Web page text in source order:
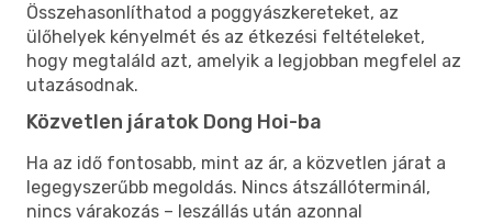
Összehasonlíthatod a poggyászkereteket, az
ülőhelyek kényelmét és az étkezési feltételeket,
hogy megtaláld azt, amelyik a legjobban megfelel az
utazásodnak.
Közvetlen járatok Dong Hoi-ba
Ha az idő fontosabb, mint az ár, a közvetlen járat a
legegyszerűbb megoldás. Nincs átszállóterminál,
nincs várakozás – leszállás után azonnal